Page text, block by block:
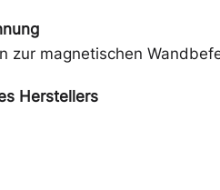
zur magnetischen
Herstellers